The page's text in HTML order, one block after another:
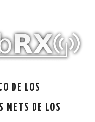
DE LOS
NETS DE LOS